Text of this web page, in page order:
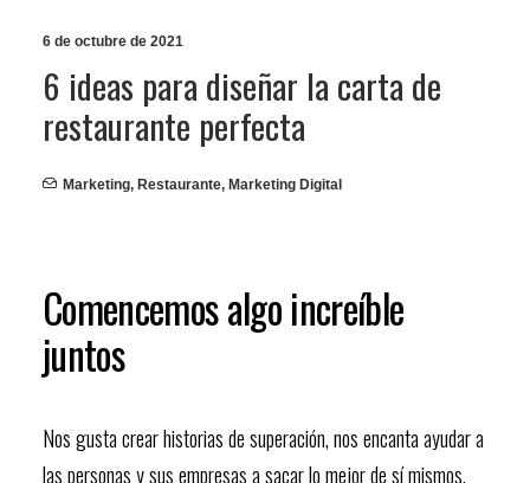
6 de octubre de 2021
6 ideas para diseñar la carta de
restaurante perfecta
Marketing, Restaurante, Marketing Digital
Comencemos algo increíble
juntos
Nos gusta crear historias de superación, nos encanta ayudar a
las personas y sus empresas a sacar lo mejor de sí mismos.